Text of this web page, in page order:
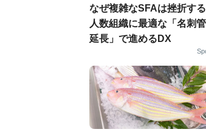
なぜ複雑なSFAは挫折す
人数組織に最適な「名刺
延長」で進めるDX